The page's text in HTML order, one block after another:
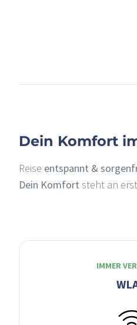
Dein Komfort
Reise entspannt &
Dein Komfort steht an
IMMER